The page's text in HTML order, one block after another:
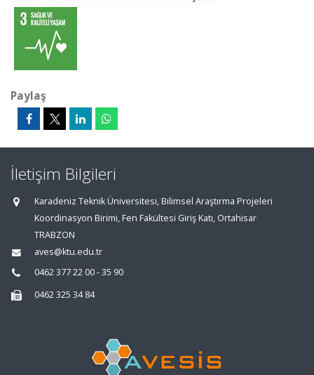
Paylaş
İletişim Bilgileri
Karadeniz Teknik Üniversitesi, Bilimsel Araştırma Projeleri
Koordinasyon Birimi, Fen Fakültesi Giriş Katı, Ortahisar
TRABZON
aves@ktu.edu.tr
0462 377 22 00 - 35 90
0462 325 34 84